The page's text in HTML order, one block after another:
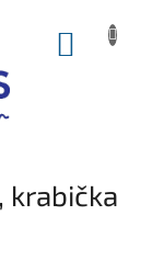
krabička